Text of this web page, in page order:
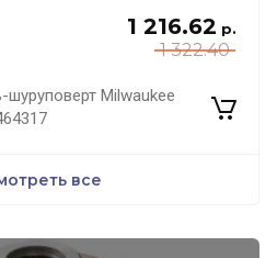
1 322.40
1 216.62 р.
Milwaukee
все